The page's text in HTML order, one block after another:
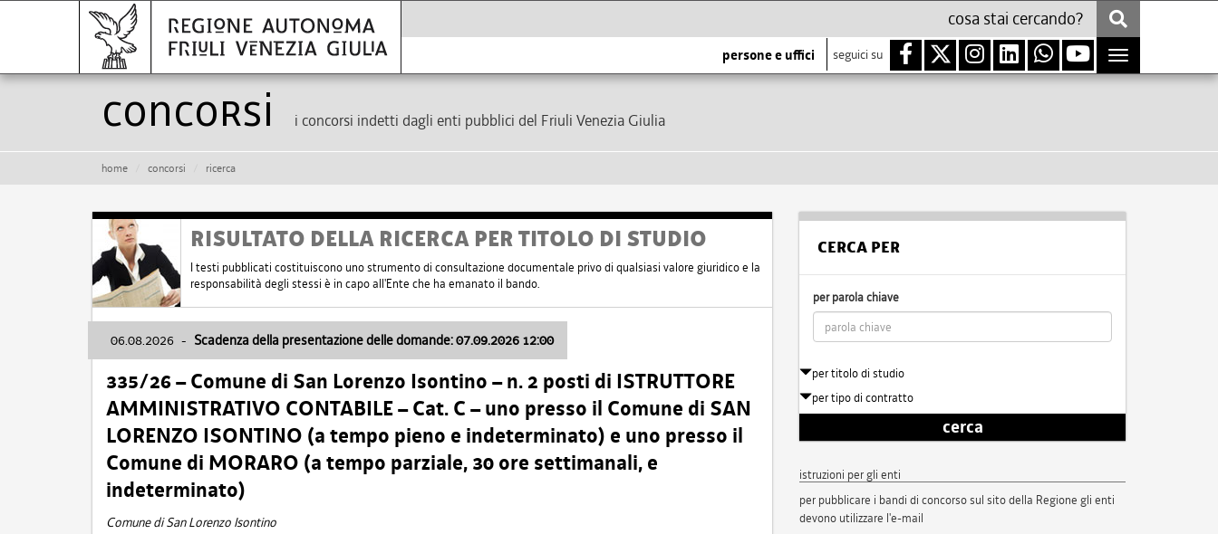
persone e uffici seguici su
Toggle
navigation
Concorsi i concorsi indetti dagli enti pubblici del Friuli Venezia Giulia
home concorsi ricerca
RISULTATO DELLA RICERCA PER TITOLO DI STUDIO
I testi pubblicati costituiscono uno strumento di consultazione documentale privo di qualsiasi valore giuridico e la
responsabilità degli stessi è in capo all'Ente che ha emanato il bando.
06.08.2026 - Scadenza della presentazione delle domande: 07.09.2026 12:00
335/26 – Comune di San Lorenzo Isontino – n. 2 posti di ISTRUTTORE
AMMINISTRATIVO CONTABILE – Cat. C – uno presso il Comune di SAN
LORENZO ISONTINO (a tempo pieno e indeterminato) e uno presso il
Comune di MORARO (a tempo parziale, 30 ore settimanali, e
indeterminato)
Comune di San Lorenzo Isontino
CERCA PER
per parola chiave
per titolo di studio
per tipo di contratto
cerca
istruzioni per gli enti
per pubblicare i bandi di concorso sul sito della Regione gli enti
devono utilizzare l'e-mail